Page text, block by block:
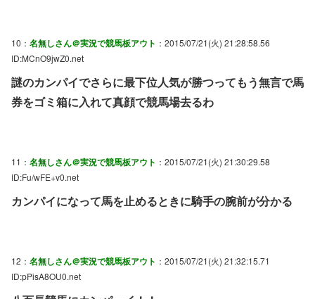
10： 名無しさん＠実況で競馬板アウト ：2015/07/21(火) 21:28:58.56
ID:MCnO9jwZ0.net
謎のカンパイでさらに最下位人気が勝つってもう無言で馬
券をゴミ箱に入れて真顔で競馬場去るわ
11： 名無しさん＠実況で競馬板アウト ：2015/07/21(火) 21:30:29.58
ID:Fu/wFE+v0.net
カンパイになって馬を止めるときに騎手の腕前が分かる
12： 名無しさん＠実況で競馬板アウト ：2015/07/21(火) 21:32:15.71
ID:pPisA8OU0.net